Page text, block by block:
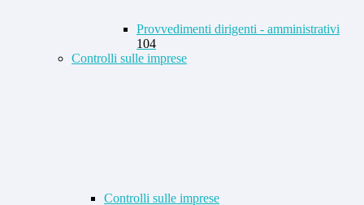
Provvedimenti dirigenti - amministrativi
104
Controlli sulle imprese
Controlli sulle imprese